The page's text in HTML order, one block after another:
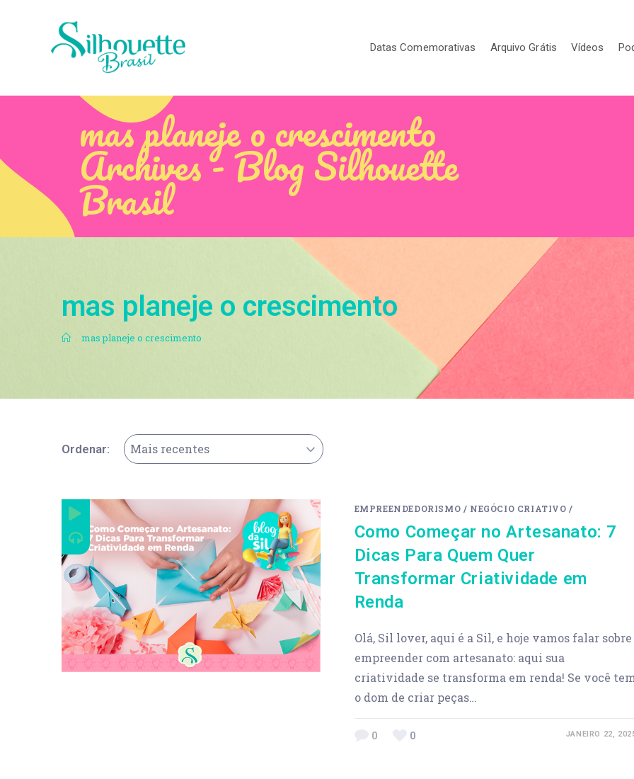
Datas Comemorativas Arquivo Grátis Vídeos
mas planeje o crescimento
Archives - Blog Silhouette
Brasil
mas planeje o crescimento
. mas planeje o crescimento
Ordenar: Mais recentes
EMPREENDEDORISMO / NEGÓCIO CRIATIVO /
Como Começar no Artesanato: 7
Dicas Para Quem Quer
Transformar Criatividade em
Renda
Olá, Sil lover, aqui é a Sil, e hoje vamos falar sobre
empreender com artesanato: aqui sua
criatividade se transforma em renda! Se você tem
o dom de criar peças…
0 0 JANEIRO 22,